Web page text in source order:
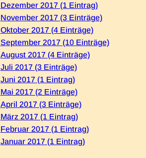
Dezember 2017 (1 Eintrag)
November 2017 (3 Einträge)
Oktober 2017 (4 Einträge)
September 2017 (10 Einträge)
August 2017 (4 Einträge)
Juli 2017 (3 Einträge)
Juni 2017 (1 Eintrag)
Mai 2017 (2 Einträge)
April 2017 (3 Einträge)
März 2017 (1 Eintrag)
Februar 2017 (1 Eintrag)
Januar 2017 (1 Eintrag)